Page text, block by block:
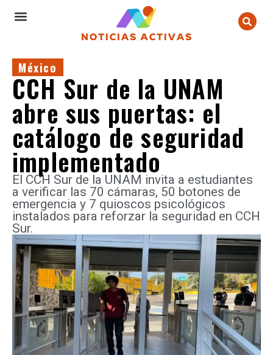
México
CCH Sur de la UNAM
abre sus puertas: el
catálogo de seguridad
implementado
El CCH Sur de la UNAM invita a estudiantes
a verificar las 70 cámaras, 50 botones de
emergencia y 7 quioscos psicológicos
instalados para reforzar la seguridad en CCH
Sur.